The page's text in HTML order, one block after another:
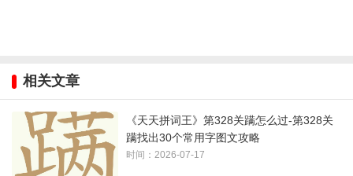
相关文章
《天天拼词王》第328关蹒怎么过-第328关
蹒找出30个常用字图文攻略
时间：2026-07-17